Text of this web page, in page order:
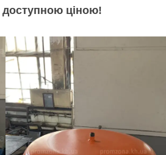
доступною ціною!